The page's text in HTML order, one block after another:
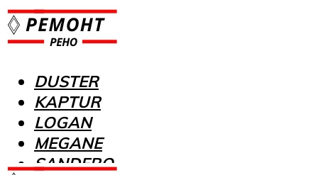
DUSTER
KAPTUR
LOGAN
MEGANE
SANDERO